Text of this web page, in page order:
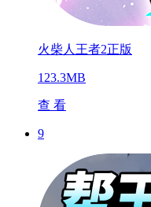
火柴人王者2正版
123.3MB
查 看
9